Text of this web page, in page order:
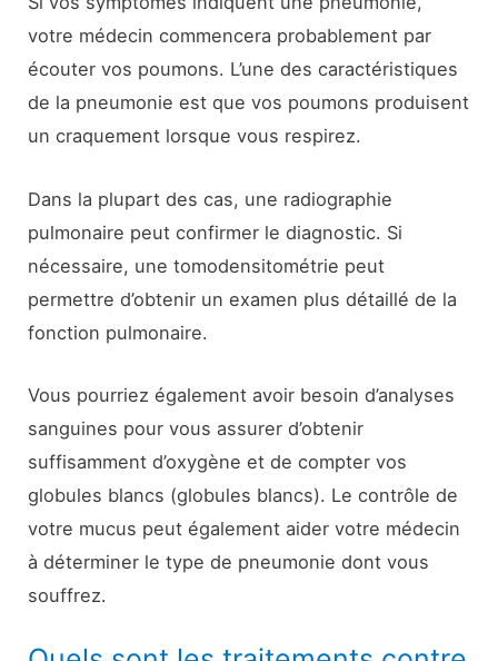
votre médecin commencera probablement par
écouter vos poumons. L’une des caractéristiques
de la pneumonie est que vos poumons produisent
un craquement lorsque vous respirez.
Dans la plupart des cas, une radiographie
pulmonaire peut confirmer le diagnostic. Si
nécessaire, une tomodensitométrie peut
permettre d’obtenir un examen plus détaillé de la
fonction pulmonaire.
Vous pourriez également avoir besoin d’analyses
sanguines pour vous assurer d’obtenir
suffisamment d’oxygène et de compter vos
globules blancs (globules blancs). Le contrôle de
votre mucus peut également aider votre médecin
à déterminer le type de pneumonie dont vous
souffrez.